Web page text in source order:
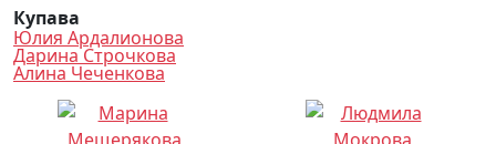
Купава
Юлия Ардалионова
Дарина Строчкова
Алина Чеченкова